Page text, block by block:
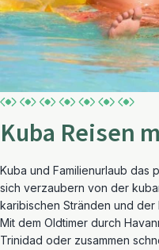
Kuba Reisen
Kuba und Familienurlaub das
sich verzaubern von der
karibischen Stränden und
Mit dem Oldtimer durch
Trinidad oder zusammen